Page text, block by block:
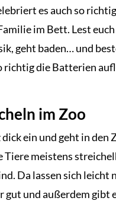
es auch so
im Bett. Lest
geht baden… und
richtig die Batterien
im Zoo
dick ein und geht in
Tiere meistens
Da lassen sich
gut und außerdem